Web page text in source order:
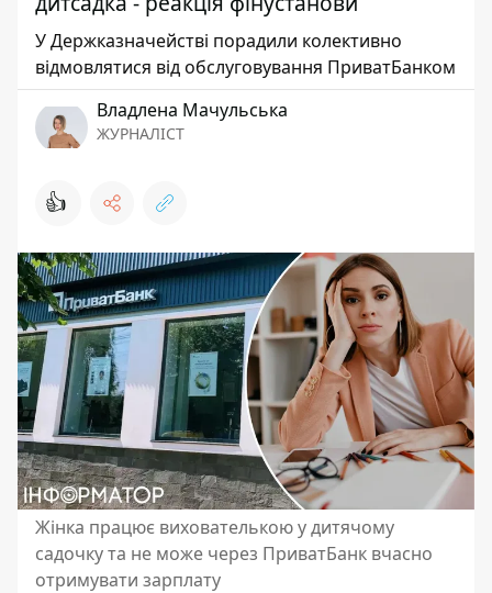
У Держказначействі порадили колективно
відмовлятися від обслуговування ПриватБанком
Владлена Мачульська
ЖУРНАЛІСТ
👍
Жінка працює вихователькою у дитячому
садочку та не може через ПриватБанк вчасно
отримувати зарплату